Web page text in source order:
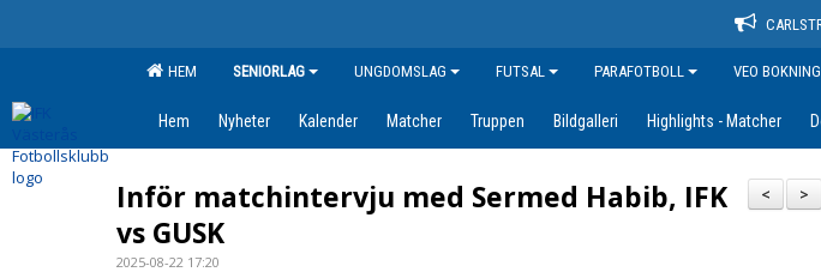
HEM SENIORLAG UNGDOMSLAG FUTSAL PARAFOTBOLL VEO
Hem Nyheter Kalender Matcher Truppen Bildgalleri Highlights - Matcher
>
<
Inför matchintervju med Sermed Habib, IFK
vs GUSK
2025-08-22 17:20